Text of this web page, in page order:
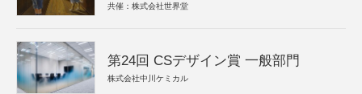
共催：株式会社世界堂
第24回 CSデザイン賞 一般部門
株式会社中川ケミカル